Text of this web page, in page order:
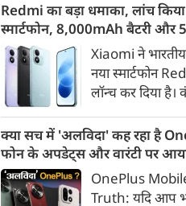
को लेकर चेतावनी
पश्चिम भारत के
लेकर उत्तर भारत के
क्षेत्रों में अगले 24
दौरान भारी से
Redmi का बड़ा धमाका, लांच
स्मार्टफोन, 8,000mAh बैटरी और
Xiaomi ने
नया स्मार्टफोन
लॉन्च कर दिया है।
डिस्प्ले,
और Qualcomm
चिपसेट के साथ पेश
50MP का मेन
क्या सच में 'अलविदा' कह रहा है
फोन के अपडेट्स और वारंटी पर
OnePlus
Truth: यदि आप